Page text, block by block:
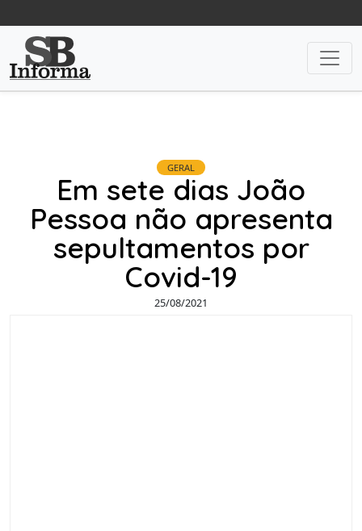
GERAL
Em sete dias João
Pessoa não apresenta
sepultamentos por
Covid-19
25/08/2021